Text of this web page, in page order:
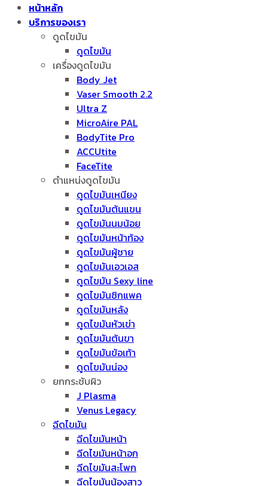
หน้าหลัก
บริการของเรา
ดูดไขมัน
ดูดไขมัน
เครื่องดูดไขมัน
Body Jet
Vaser Smooth 2.2
Ultra Z
MicroAire PAL
BodyTite Pro
ACCUtite
FaceTite
ตำแหน่งดูดไขมัน
ดูดไขมันเหนียง
ดูดไขมันต้นแขน
ดูดไขมันนมน้อย
ดูดไขมันหน้าท้อง
ดูดไขมันผู้ชาย
ดูดไขมันเอวเอส
ดูดไขมัน Sexy line
ดูดไขมันซิกแพค
ดูดไขมันหลัง
ดูดไขมันหัวเข่า
ดูดไขมันต้นขา
ดูดไขมันข้อเท้า
ดูดไขมันน่อง
ยกกระชับผิว
J Plasma
Venus Legacy
ฉีดไขมัน
ฉีดไขมันหน้า
ฉีดไขมันหน้าอก
ฉีดไขมันสะโพก
ฉีดไขมันน้องสาว